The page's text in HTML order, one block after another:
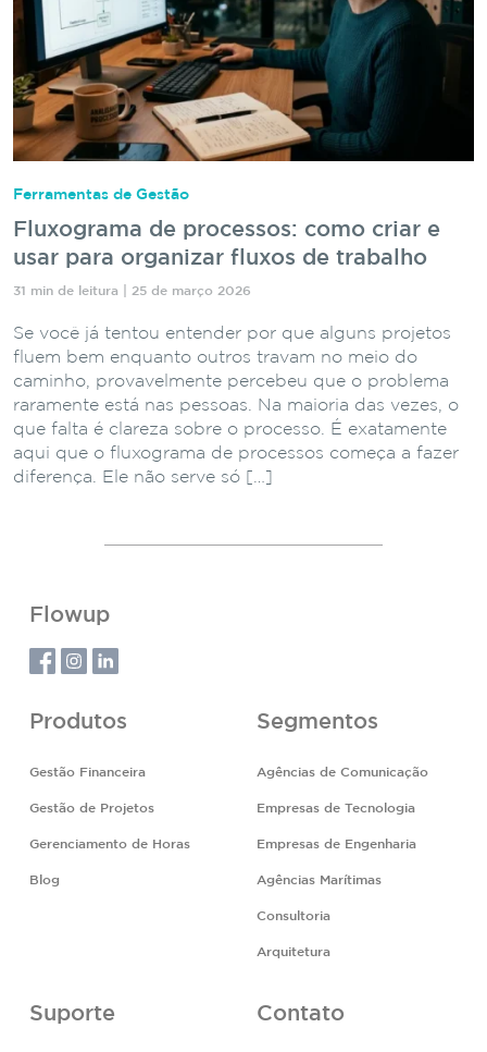
Ferramentas de Gestão
Fluxograma de processos: como criar e
usar para organizar fluxos de trabalho
31 min de leitura | 25 de março 2026
Se você já tentou entender por que alguns projetos
fluem bem enquanto outros travam no meio do
caminho, provavelmente percebeu que o problema
raramente está nas pessoas. Na maioria das vezes, o
que falta é clareza sobre o processo. É exatamente
aqui que o fluxograma de processos começa a fazer
diferença. Ele não serve só […]
Flowup
Produtos
Gestão Financeira
Gestão de Projetos
Gerenciamento de Horas
Blog
Segmentos
Agências de Comunicação
Empresas de Tecnologia
Empresas de Engenharia
Agências Marítimas
Consultoria
Arquitetura
Suporte Contato